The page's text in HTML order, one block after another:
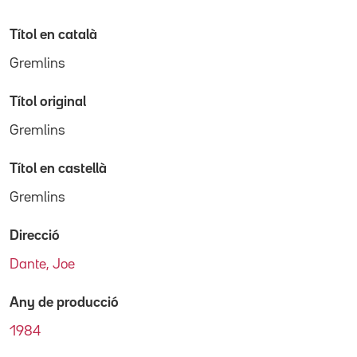
Títol en català
Gremlins
Títol original
Gremlins
Títol en castellà
Gremlins
Direcció
Dante, Joe
Any de producció
1984